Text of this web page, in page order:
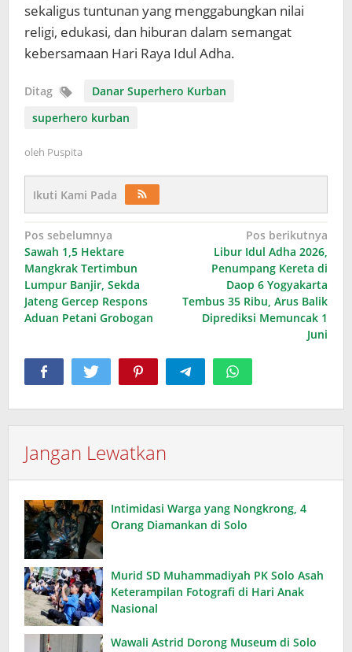
sekaligus tuntunan yang menggabungkan nilai
religi, edukasi, dan hiburan dalam semangat
kebersamaan Hari Raya Idul Adha.
Ditag
Danar Superhero Kurban
superhero kurban
oleh Puspita
Ikuti Kami Pada
Navigasi
pos
Pos sebelumnya
Sawah 1,5 Hektare
Mangkrak Tertimbun
Lumpur Banjir, Sekda
Jateng Gercep Respons
Aduan Petani Grobogan
Pos berikutnya
Libur Idul Adha 2026,
Penumpang Kereta di
Daop 6 Yogyakarta
Tembus 35 Ribu, Arus Balik
Diprediksi Memuncak 1
Juni
Jangan Lewatkan
Intimidasi Warga yang Nongkrong, 4
Orang Diamankan di Solo
Murid SD Muhammadiyah PK Solo Asah
Keterampilan Fotografi di Hari Anak
Nasional
Wawali Astrid Dorong Museum di Solo